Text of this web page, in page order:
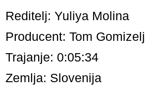
Reditelj: Yuliya Molina
Producent: Tom Gomizelj
Trajanje: 0:05:34
Zemlja: Slovenija